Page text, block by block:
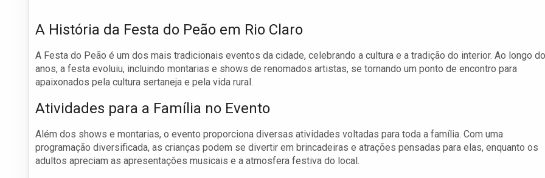
A História da Festa do Peão em Rio Claro
A Festa do Peão é um dos mais tradicionais eventos da cidade, celebrando a cultura e a tradição do interior. Ao longo
anos, a festa evoluiu, incluindo montarias e shows de renomados artistas, se tornando um ponto de encontro para
apaixonados pela cultura sertaneja e pela vida rural.
Atividades para a Família no Evento
Além dos shows e montarias, o evento proporciona diversas atividades voltadas para toda a família. Com uma
programação diversificada, as crianças podem se divertir em brincadeiras e atrações pensadas para elas, enquanto os
adultos apreciam as apresentações musicais e a atmosfera festiva do local.